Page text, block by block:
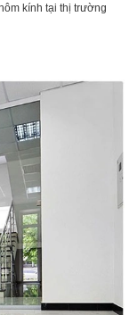
kính tại thị trường